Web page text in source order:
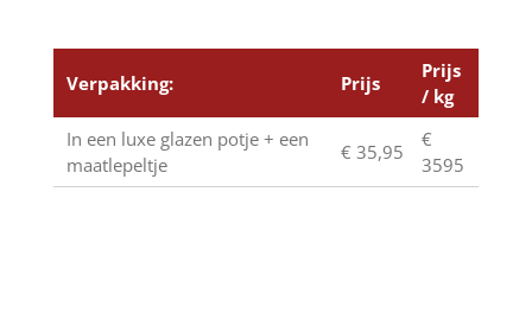
Verpakking: Prijs
Prijs
/ kg
In een luxe glazen potje + een
maatlepeltje
€ 35,95
€
3595